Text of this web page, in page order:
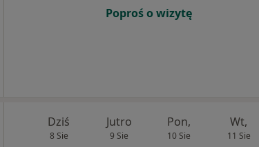
Poproś o wizytę
Dziś
8 Sie
Jutro
9 Sie
Pon,
10 Sie
Wt,
11 Sie